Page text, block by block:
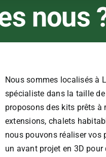
nous
Nous sommes localisés à
spécialiste dans la taille
proposons des kits prêts à
extensions, chalets
nous pouvons réaliser vos
un avant projet en 3D